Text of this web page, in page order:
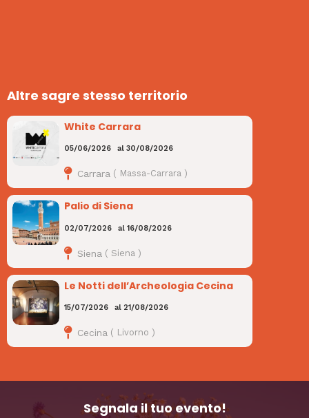
Altre sagre stesso territorio
White Carrara
05/06/2026 al30/08/2026
Carrara ( Massa-Carrara )
Palio di Siena
02/07/2026 al16/08/2026
Siena ( Siena )
Le Notti dell’Archeologia Cecina
15/07/2026 al 21/08/2026
Cecina ( Livorno )
Segnala il tuo evento!